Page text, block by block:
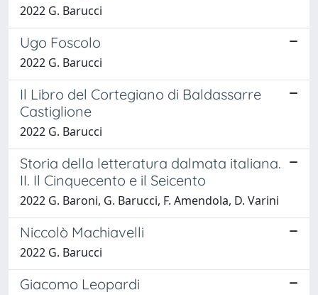
2022 G. Barucci
Ugo Foscolo
2022 G. Barucci
Il Libro del Cortegiano di Baldassarre
Castiglione
2022 G. Barucci
Storia della letteratura dalmata italiana.
II. Il Cinquecento e il Seicento
2022 G. Baroni, G. Barucci, F. Amendola, D. Varini
Niccolò Machiavelli
2022 G. Barucci
Giacomo Leopardi